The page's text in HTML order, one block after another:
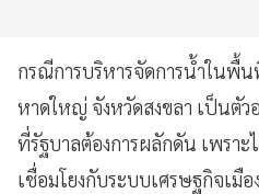
กรณีการบริหารจัดการน้ำในพื้น
หาดใหญ่ จังหวัดสงขลา เป็นตัว
ที่รัฐบาลต้องการผลักดัน เพรา
เชื่อมโยงกับระบบเศรษฐกิจเมือ